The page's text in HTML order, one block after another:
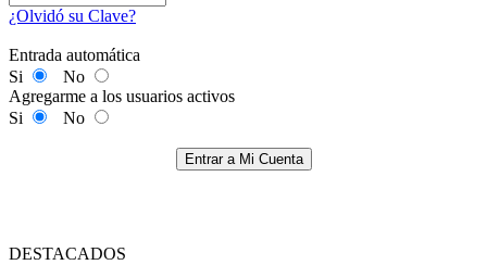
¿Olvidó su Clave?
Entrada automática
Si
No
Agregarme a los usuarios activos
Si
No
Entrar a Mi Cuenta
DESTACADOS